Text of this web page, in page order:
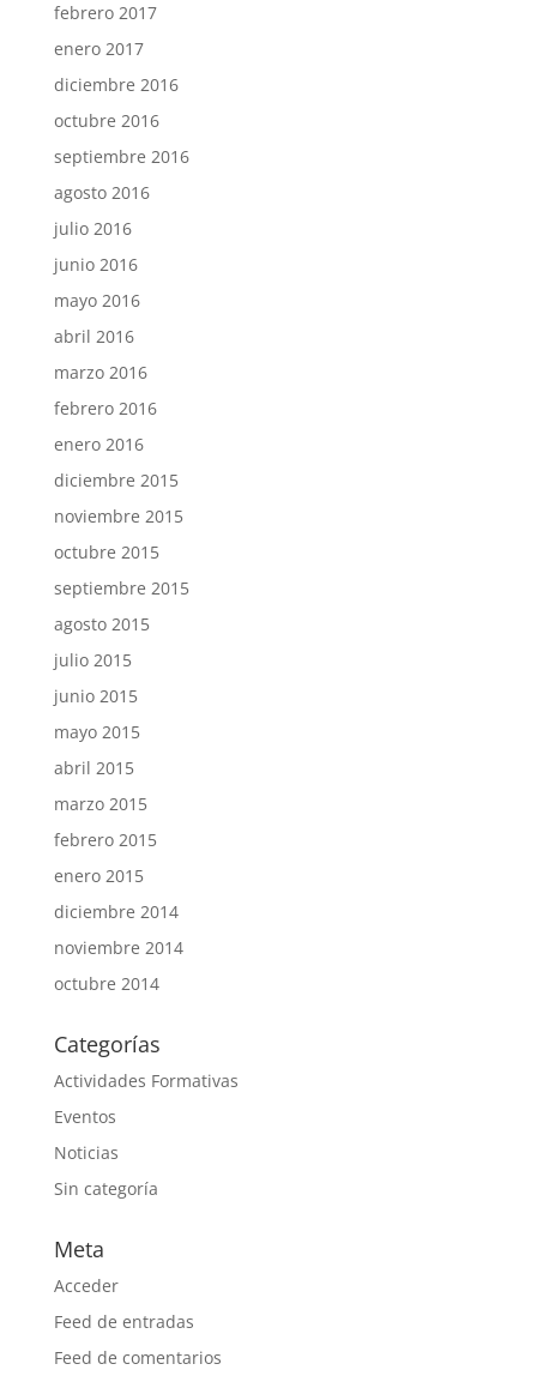
febrero 2017
enero 2017
diciembre 2016
octubre 2016
septiembre 2016
agosto 2016
julio 2016
junio 2016
mayo 2016
abril 2016
marzo 2016
febrero 2016
enero 2016
diciembre 2015
noviembre 2015
octubre 2015
septiembre 2015
agosto 2015
julio 2015
junio 2015
mayo 2015
abril 2015
marzo 2015
febrero 2015
enero 2015
diciembre 2014
noviembre 2014
octubre 2014
Categorías
Actividades Formativas
Eventos
Noticias
Sin categoría
Meta
Acceder
Feed de entradas
Feed de comentarios